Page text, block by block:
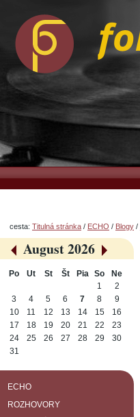
obsah.
navigáciu
cesta: Titulná stránka / ECHO / Blogy /
«
August 2026
»
Po Ut St Št Pia So
Ne
1
2
3
4 5 6 7 8
9
10
11 12 13 14 15
16
17
18 19 20 21 22
23
24
25 26 27 28 29
30
31
ECHO
ROZHOVORY